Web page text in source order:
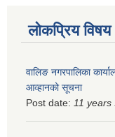
लोकप्रिय विषय
वालिङ नगरपालिका
आव्हानको सूचना
Post date: 11